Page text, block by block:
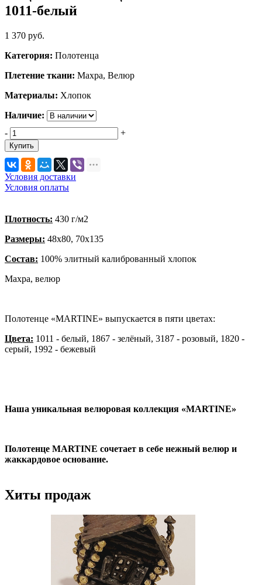
1011-белый
1 370 руб.
Категория: Полотенца
Плетение ткани: Махра, Велюр
Материалы: Хлопок
Наличие:
-
+
Купить
Условия доставки
Условия оплаты
Плотность: 430 г/м2
Размеры: 48х80, 70х135
Состав: 100% элитный калиброванный хлопок
Махра, велюр
Полотенце «MARTINE» выпускается в пяти цветах:
Цвета: 1011 - белый, 1867 - зелёный, 3187 - розовый, 1820 -
серый, 1992 - бежевый
Наша уникальная велюровая коллекция «MARTINE»
Полотенце MARTINE сочетает в себе нежный велюр и
жаккардовое основание.
Хиты продаж